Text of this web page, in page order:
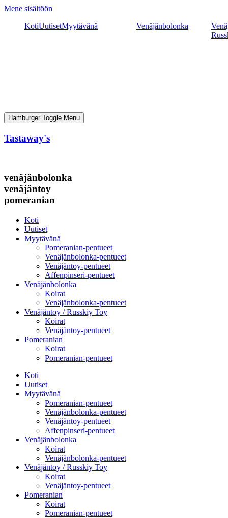
Mene sisältöön
KotiUutisetMyytävänä Venäjänbolonka
Hamburger Toggle Menu
Tastaway's
venäjänbolonka
venäjäntoy
pomeranian
Koti
Uutiset
Myytävänä
Pomeranian-pentueet
Venäjänbolonka-pentueet
Venäjäntoy-pentueet
Affenpinseri-pentueet
Venäjänbolonka
Koirat
Venäjänbolonka-pentueet
Venäjäntoy / Russkiy Toy
Koirat
Venäjäntoy-pentueet
Pomeranian
Koirat
Pomeranian-pentueet
Koti
Uutiset
Myytävänä
Pomeranian-pentueet
Venäjänbolonka-pentueet
Venäjäntoy-pentueet
Affenpinseri-pentueet
Venäjänbolonka
Koirat
Venäjänbolonka-pentueet
Venäjäntoy / Russkiy Toy
Koirat
Venäjäntoy-pentueet
Pomeranian
Koirat
Pomeranian-pentueet